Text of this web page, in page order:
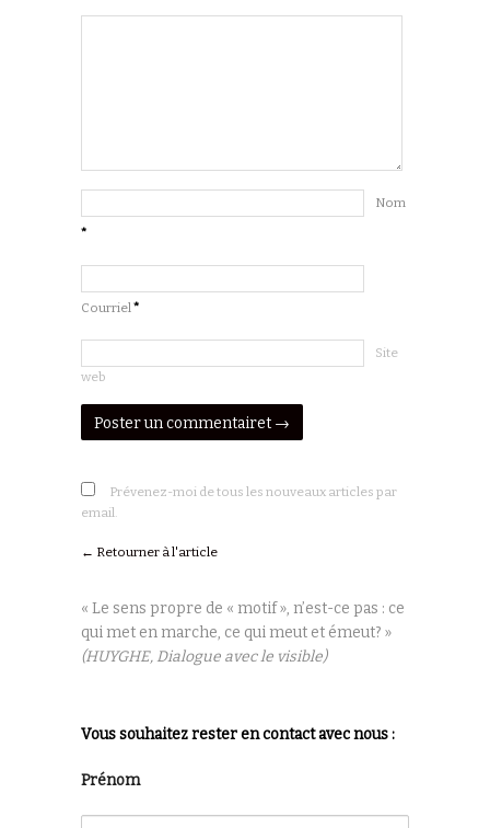
Nom
*
Courriel*
Site
web
Prévenez-moi de tous les nouveaux articles par
email.
← Retourner à l'article
« Le sens propre de « motif », n’est-ce pas : ce
qui met en marche, ce qui meut et émeut? »
(HUYGHE, Dialogue avec le visible)
Vous souhaitez rester en contact avec nous :
Prénom